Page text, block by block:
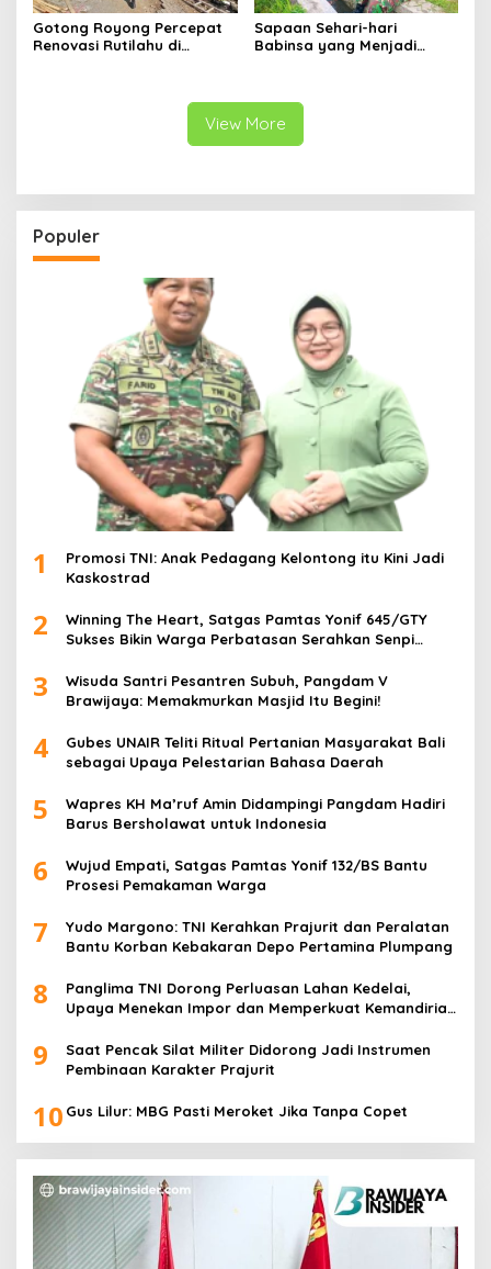
Gotong Royong Percepat
Renovasi Rutilahu di
Sapaan Sehari-hari
Babinsa yang Menjadi
View More
Populer
1
Promosi TNI: Anak Pedagang Kelontong itu Kini Jadi
Kaskostrad
2
Winning The Heart, Satgas Pamtas Yonif 645/GTY
Sukses Bikin Warga Perbatasan Serahkan Senpi
3
Wisuda Santri Pesantren Subuh, Pangdam V
Brawijaya: Memakmurkan Masjid Itu Begini!
4
Gubes UNAIR Teliti Ritual Pertanian Masyarakat Bali
sebagai Upaya Pelestarian Bahasa Daerah
5
Wapres KH Ma’ruf Amin Didampingi Pangdam Hadiri
Barus Bersholawat untuk Indonesia
6
Wujud Empati, Satgas Pamtas Yonif 132/BS Bantu
Prosesi Pemakaman Warga
7
Yudo Margono: TNI Kerahkan Prajurit dan Peralatan
Bantu Korban Kebakaran Depo Pertamina Plumpang
8
Panglima TNI Dorong Perluasan Lahan Kedelai,
Upaya Menekan Impor dan Memperkuat Kemandirian
9
Saat Pencak Silat Militer Didorong Jadi Instrumen
Pembinaan Karakter Prajurit
10 Gus Lilur: MBG Pasti Meroket Jika Tanpa Copet